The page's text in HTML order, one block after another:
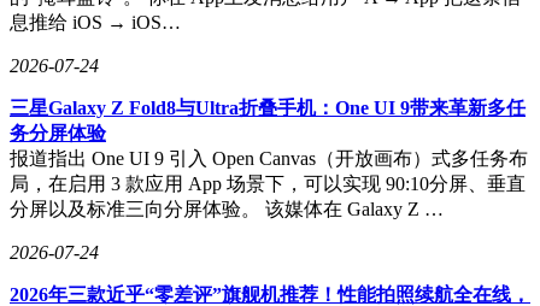
息推给 iOS → iOS…
2026-07-24
三星Galaxy Z Fold8与Ultra折叠手机：One UI 9带来革新多任
务分屏体验
报道指出 One UI 9 引入 Open Canvas（开放画布）式多任务布
局，在启用 3 款应用 App 场景下，可以实现 90:10分屏、垂直
分屏以及标准三向分屏体验。 该媒体在 Galaxy Z …
2026-07-24
2026年三款近乎“零差评”旗舰机推荐！性能拍照续航全在线，